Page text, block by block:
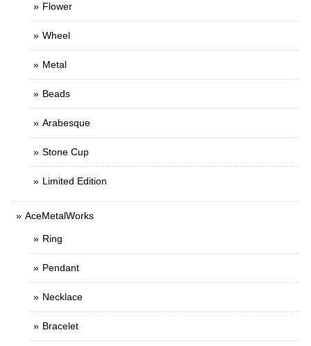
Flower
Wheel
Metal
Beads
Arabesque
Stone Cup
Limited Edition
AceMetalWorks
Ring
Pendant
Necklace
Bracelet